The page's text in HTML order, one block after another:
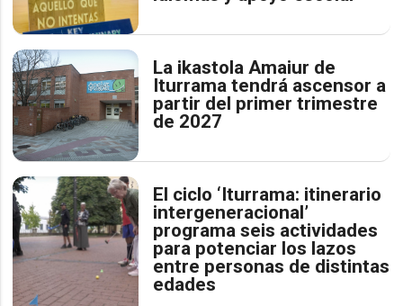
La ikastola Amaiur de
Iturrama tendrá ascensor a
partir del primer trimestre
de 2027
El ciclo ‘Iturrama: itinerario
intergeneracional’
programa seis actividades
para potenciar los lazos
entre personas de distintas
edades